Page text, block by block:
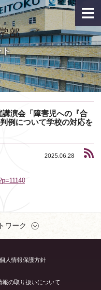
ト
演会「障害児への『合
例について学校の対応を
2025.06.28
ワーク
個人情報保護方針
報の取り扱いについて